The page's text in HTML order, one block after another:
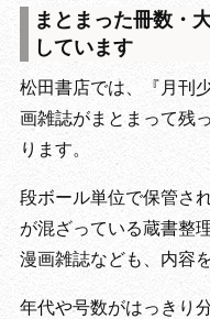
まとまった冊数・
しています
松田書店では、『月刊
画雑誌がまとまって残
ります。
段ボール単位で保管さ
が混ざっている蔵書整
漫画雑誌なども、内容
年代や号数がはっきり